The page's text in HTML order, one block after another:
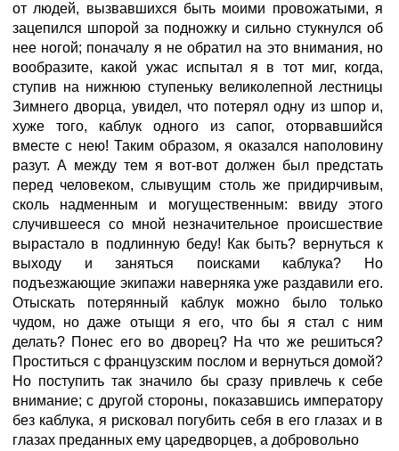
от людей, вызвавшихся быть моими провожатыми, я
зацепился шпорой за подножку и сильно стукнулся об
нее ногой; поначалу я не обратил на это внимания, но
вообразите, какой ужас испытал я в тот миг, когда,
ступив на нижнюю ступеньку великолепной лестницы
Зимнего дворца, увидел, что потерял одну из шпор и,
хуже того, каблук одного из сапог, оторвавшийся
вместе с нею! Таким образом, я оказался наполовину
разут. А между тем я вот-вот должен был предстать
перед человеком, слывущим столь же придирчивым,
сколь надменным и могущественным: ввиду этого
случившееся со мной незначительное происшествие
вырастало в подлинную беду! Как быть? вернуться к
выходу и заняться поисками каблука? Но
подъезжающие экипажи наверняка уже раздавили его.
Отыскать потерянный каблук можно было только
чудом, но даже отыщи я его, что бы я стал с ним
делать? Понес его во дворец? На что же решиться?
Проститься с французским послом и вернуться домой?
Но поступить так значило бы сразу привлечь к себе
внимание; с другой стороны, показавшись императору
без каблука, я рисковал погубить себя в его глазах и в
глазах преданных ему царедворцев, а добровольно